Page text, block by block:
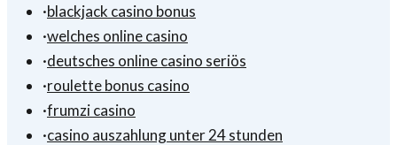
·blackjack casino bonus
·welches online casino
·deutsches online casino seriös
·roulette bonus casino
·frumzi casino
·casino auszahlung unter 24 stunden